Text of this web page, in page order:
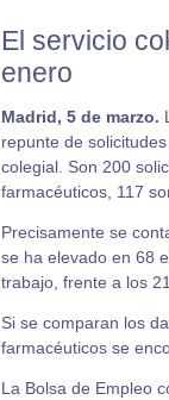
El servicio
enero
Madrid, 5 de marzo.
repunte de
colegial. Son 200
farmacéuticos, 117
Precisamente se
se ha elevado en 68
trabajo, frente a los
Si se comparan los
farmacéuticos se
La Bolsa de Empleo